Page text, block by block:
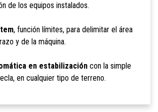
de los equipos instalados.
, función límites, para delimitar el área
y de la máquina.
en estabilizacióncon la simple
en cualquier tipo de terreno.